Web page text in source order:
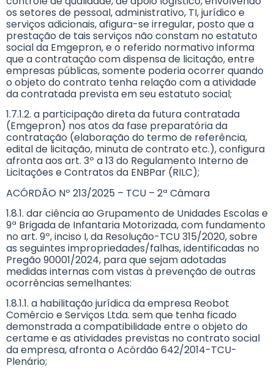
os setores de pessoal, administrativo, TI, jurídico e
serviços adicionais, afigura-se irregular, posto que a
prestação de tais serviços não constam no estatuto
social da Emgepron, e o referido normativo informa
que a contratação com dispensa de licitação, entre
empresas públicas, somente poderia ocorrer quando
o objeto do contrato tenha relação com a atividade
da contratada prevista em seu estatuto social;
1.7.1.2. a participação direta da futura contratada
(Emgepron) nos atos da fase preparatória da
contratação (elaboração do termo de referência,
edital de licitação, minuta de contrato etc.), configura
afronta aos art. 3º a 13 do Regulamento Interno de
Licitações e Contratos da ENBPar (RILC);
ACÓRDÃO Nº 213/2025 – TCU – 2ª Câmara
1.8.1. dar ciência ao Grupamento de Unidades Escolas e
9ª Brigada de Infantaria Motorizada, com fundamento
no art. 9º, inciso I, da Resolução-TCU 315/2020, sobre
as seguintes impropriedades/falhas, identificadas no
Pregão 90001/2024, para que sejam adotadas
medidas internas com vistas à prevenção de outras
ocorrências semelhantes:
1.8.1.1. a habilitação jurídica da empresa Reobot
Comércio e Serviços Ltda. sem que tenha ficado
demonstrada a compatibilidade entre o objeto do
certame e as atividades previstas no contrato social
da empresa, afronta o Acórdão 642/2014-TCU-
Plenário;